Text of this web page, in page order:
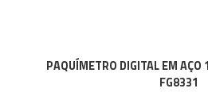
PAQUÍMETRO DIGITAL EM AÇO
FG8331